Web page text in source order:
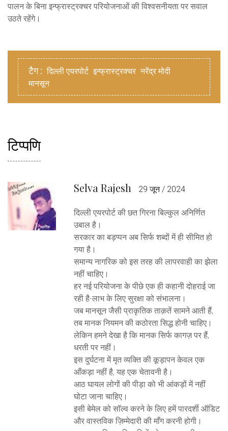
पालन के बिना इन्फ्रास्ट्रक्चर परियोजनाओं की विश्वसनीयता पर सवाल
उठते रहेंगे।
टैग : दिल्ली एयरपोर्ट इन्फ्रास्ट्रक्चर नरेंद्र मोदी
मानसून
टिप्पणि
Selva Rajesh 29 जून / 2024
दिल्ली एयरपोर्ट की छत गिरना बिल्कुल अनिर्णित
उबाल है।
सरकार का बड़प्पन अब सिर्फ शब्दों में ही सीमित हो
गया है।
समान्य नागरिक को इस तरह की लापरवाही का झेला
नहीं चाहिए।
हर नई परियोजना के पीछे एक ही कहानी दोहराई जा
रही है-लाभ के लिए सुरक्षा को संभालना।
जब मानसून जैसी प्राकृतिक ताक़तें सामने आती हैं,
तब मानक नियमन की कठोरता सिद्ध होनी चाहिए।
लेकिन हमने देखा है कि मानक सिर्फ कागज़ पर हैं,
धरती पर नहीं।
इस दुर्घटना में मृत व्यक्ति की कूड़ापन केवल एक
आँकड़ा नहीं है, यह एक चेतावनी है।
आठ घायल लोगों की पीड़ा को भी आंकड़ों में नहीं
घोटा जाना चाहिए।
इसी बेमेल को सॉल्व करने के लिए हमें पारदर्शी ऑडिट
और वास्तविक ज़िम्मेदारी की माँग करनी होगी।